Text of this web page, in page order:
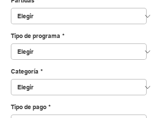
Tipo de programa *
Categoría *
Tipo de pago *